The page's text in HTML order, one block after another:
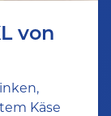
von
Käse